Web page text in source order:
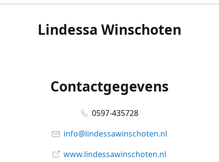
Lindessa Winschoten
Contactgegevens
0597-435728
info@lindessawinschoten.nl
www.lindessawinschoten.nl